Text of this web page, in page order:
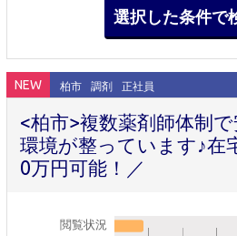
NEW 柏市 調剤 正社員
<柏市>複数薬剤師体制
環境が整っています♪在
0万円可能！／
閲覧状況